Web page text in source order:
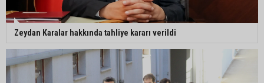
Zeydan Karalar hakkında tahliye kararı verildi